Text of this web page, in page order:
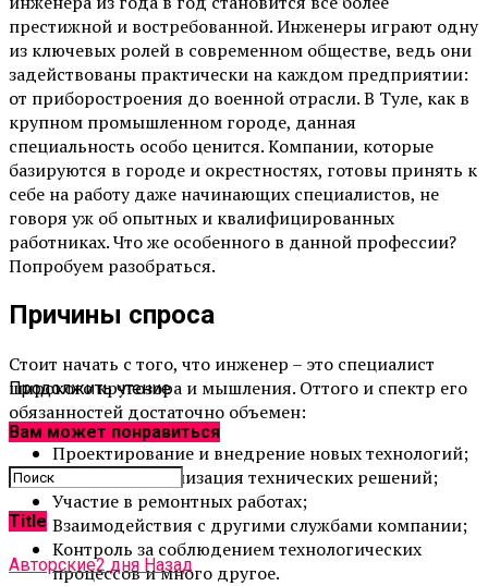
престижной и востребованной. Инженеры играют одну
из ключевых ролей в современном обществе, ведь они
задействованы практически на каждом предприятии:
от приборостроения до военной отрасли. В Туле, как в
крупном промышленном городе, данная
специальность особо ценится. Компании, которые
базируются в городе и окрестностях, готовы принять к
себе на работу даже начинающих специалистов, не
говоря уж об опытных и квалифицированных
работниках. Что же особенного в данной профессии?
Попробуем разобраться.
Причины спроса
Стоит начать с того, что инженер – это специалист
широкого кругозора и мышления. Оттого и спектр его
обязанностей достаточно объемен:
Проектирование и внедрение новых технологий;
Анализ и оптимизация технических решений;
Участие в ремонтных работах;
Взаимодействия с другими службами компании;
Контроль за соблюдением технологических
процессов и много другое.
Продолжить чтение
Вам может понравиться
Title
Авторские2 дня Назад